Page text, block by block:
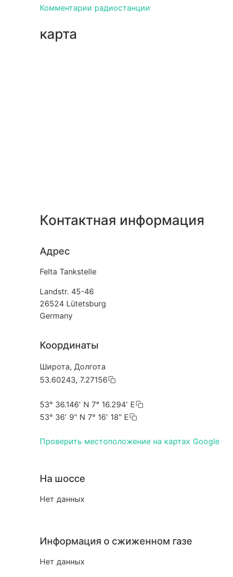
Комментарии радиостанции
карта
Контактная информация
Адрес
Felta Tankstelle
Landstr. 45-46
26524 Lütetsburg
Germany
Координаты
Широта, Долгота
53.60243, 7.27156
53° 36.146' N 7° 16.294' E
53° 36' 9" N 7° 16' 18" E
Проверить местоположение на картах Google
На шоссе
Нет данных
Информация о сжиженном газе
Нет данных